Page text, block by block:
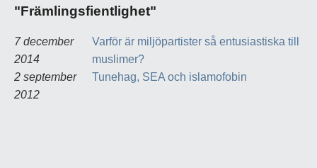
"Främlingsfientlighet"
7 december
2014
Varför är miljöpartister så entusiastiska till
muslimer?
2 september
2012
Tunehag, SEA och islamofobin